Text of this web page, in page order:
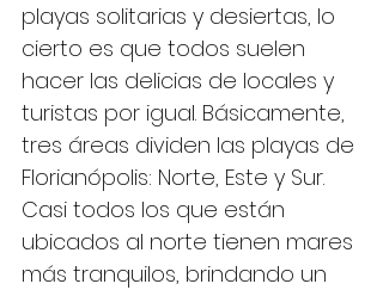
playas solitarias y desiertas, lo
cierto es que todos suelen
hacer las delicias de locales y
turistas por igual. Básicamente,
tres áreas dividen las playas de
Florianópolis: Norte, Este y Sur.
Casi todos los que están
ubicados al norte tienen mares
más tranquilos, brindando un